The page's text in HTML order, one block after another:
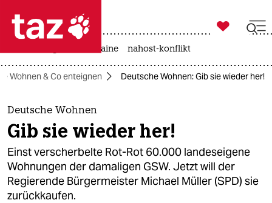
 taz zahl ich
taz zahl ich
themen
politik
öko
gesellschaft

taz zahl ich
krieg in der ukraine nahost-konflikt
Wohnen & Co enteignen Deutsche Wohnen: Gib sie wieder her!
Deutsche Wohnen
Gib sie wieder her!
Einst verscherbelte Rot-Rot 60.000 landeseigene
Wohnungen der damaligen GSW. Jetzt will der
Regierende Bürgermeister Michael Müller (SPD) sie
zurückkaufen.